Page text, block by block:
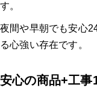
す。
夜間や早朝でも安心
る心強い存在です。
安心の商品+工事